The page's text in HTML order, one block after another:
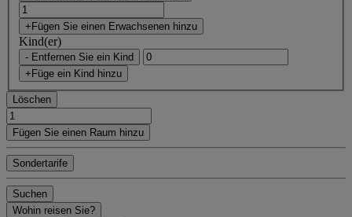
+Fügen Sie einen Erwachsenen hinzu
Kind(er)
- Entfernen Sie ein Kind
+Füge ein Kind hinzu
Löschen
Fügen Sie einen Raum hinzu
Sondertarife
Suchen
Wohin reisen Sie?